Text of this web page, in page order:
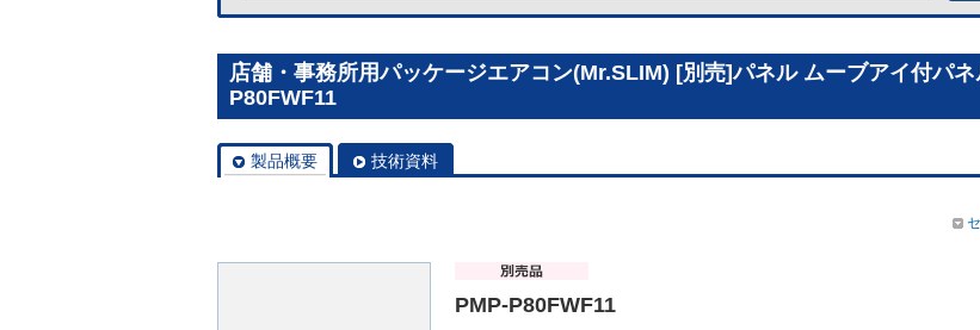
店舗・事務所用パッケージエアコン(Mr.SLIM) [別売]パネル ムーブアイ付パ
P80FWF11
製品概要 技術資料
PMP-P80FWF11